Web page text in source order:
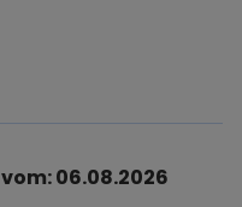
06.08.2026